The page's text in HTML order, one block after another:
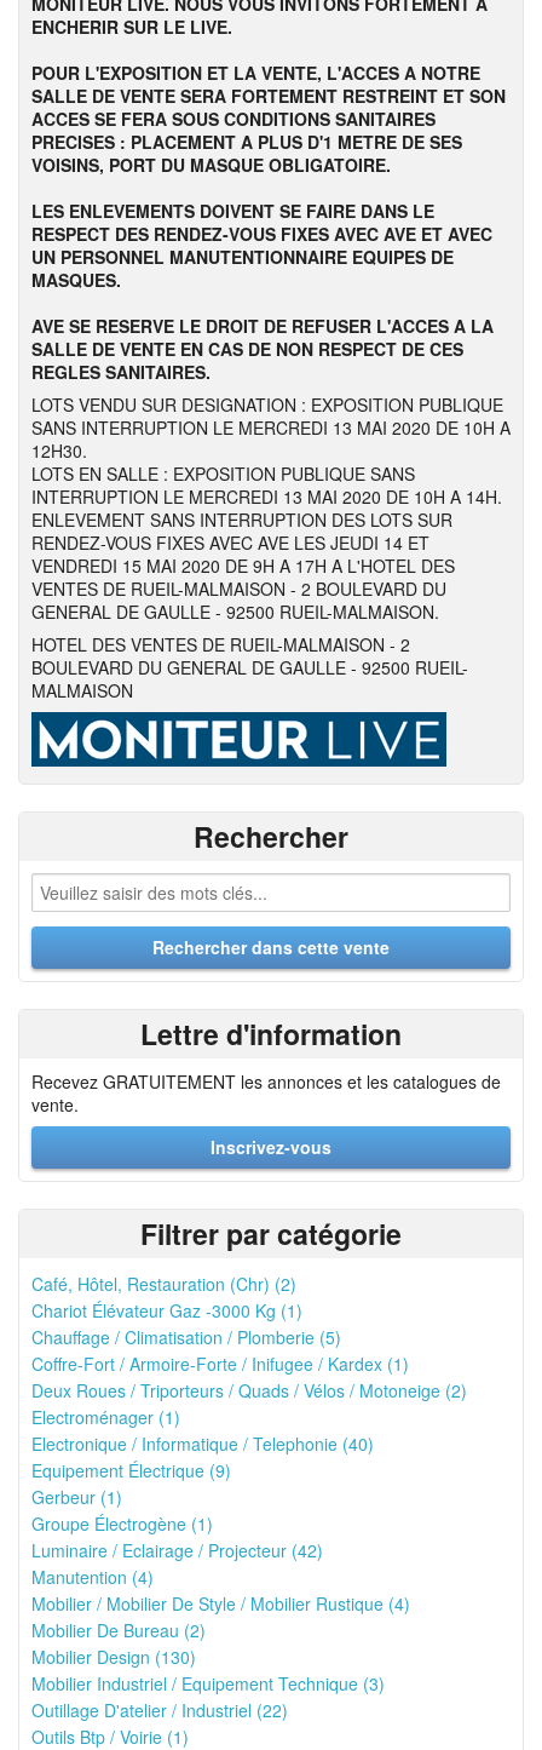
ENCHERIR SUR LE LIVE.
POUR L'EXPOSITION ET LA VENTE, L'ACCES A NOTRE
SALLE DE VENTE SERA FORTEMENT RESTREINT ET SON
ACCES SE FERA SOUS CONDITIONS SANITAIRES
PRECISES : PLACEMENT A PLUS D'1 METRE DE SES
VOISINS, PORT DU MASQUE OBLIGATOIRE.
LES ENLEVEMENTS DOIVENT SE FAIRE DANS LE
RESPECT DES RENDEZ-VOUS FIXES AVEC AVE ET AVEC
UN PERSONNEL MANUTENTIONNAIRE EQUIPES DE
MASQUES.
AVE SE RESERVE LE DROIT DE REFUSER L'ACCES A LA
SALLE DE VENTE EN CAS DE NON RESPECT DE CES
REGLES SANITAIRES.
LOTS VENDU SUR DESIGNATION : EXPOSITION PUBLIQUE
SANS INTERRUPTION LE MERCREDI 13 MAI 2020 DE 10H A
12H30.
LOTS EN SALLE : EXPOSITION PUBLIQUE SANS
INTERRUPTION LE MERCREDI 13 MAI 2020 DE 10H A 14H.
ENLEVEMENT SANS INTERRUPTION DES LOTS SUR
RENDEZ-VOUS FIXES AVEC AVE LES JEUDI 14 ET
VENDREDI 15 MAI 2020 DE 9H A 17H A L'HOTEL DES
VENTES DE RUEIL-MALMAISON - 2 BOULEVARD DU
GENERAL DE GAULLE - 92500 RUEIL-MALMAISON.
HOTEL DES VENTES DE RUEIL-MALMAISON - 2
BOULEVARD DU GENERAL DE GAULLE - 92500 RUEIL-
MALMAISON
Rechercher
Lettre d'information
Recevez GRATUITEMENT les annonces et les catalogues de
vente.
Inscrivez-vous
Filtrer par catégorie
Café, Hôtel, Restauration (Chr) (2)
Chariot Élévateur Gaz -3000 Kg (1)
Chauffage / Climatisation / Plomberie (5)
Coffre-Fort / Armoire-Forte / Inifugee / Kardex (1)
Deux Roues / Triporteurs / Quads / Vélos / Motoneige (2)
Electroménager (1)
Electronique / Informatique / Telephonie (40)
Equipement Électrique (9)
Gerbeur (1)
Groupe Électrogène (1)
Luminaire / Eclairage / Projecteur (42)
Manutention (4)
Mobilier / Mobilier De Style / Mobilier Rustique (4)
Mobilier De Bureau (2)
Mobilier Design (130)
Mobilier Industriel / Equipement Technique (3)
Outillage D'atelier / Industriel (22)
Outils Btp / Voirie (1)